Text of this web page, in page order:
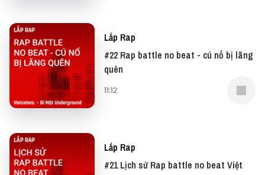
Lắp Rap
#22 Rap battle no beat - cú nổ bị lãng
quên
11:12
Lắp Rap
#21 Lịch sử Rap battle no beat Việt